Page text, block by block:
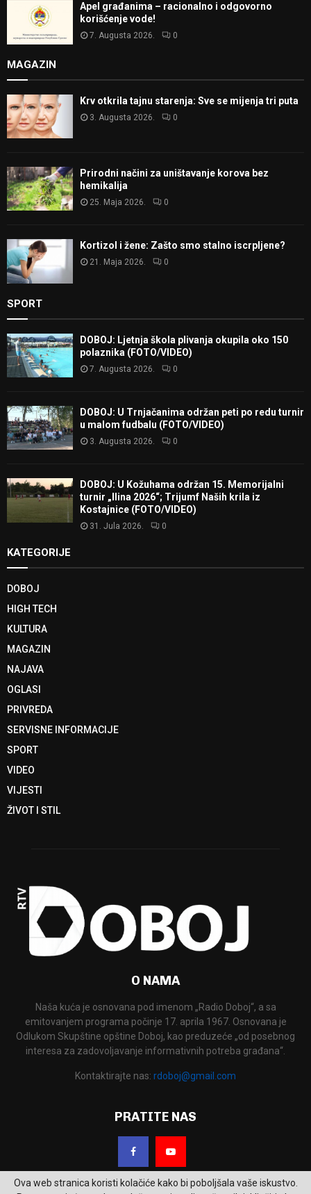
Apel građanima – racionalno i odgovorno
korišćenje vode!
7. Augusta 2026. 0
MAGAZIN
Krv otkrila tajnu starenja: Sve se mijenja tri puta
3. Augusta 2026. 0
Prirodni načini za uništavanje korova bez
hemikalija
25. Maja 2026. 0
Kortizol i žene: Zašto smo stalno iscrpljene?
21. Maja 2026. 0
SPORT
DOBOJ: Ljetnja škola plivanja okupila oko 150
polaznika (FOTO/VIDEO)
7. Augusta 2026. 0
DOBOJ: U Trnjačanima održan peti po redu turnir
u malom fudbalu (FOTO/VIDEO)
3. Augusta 2026. 0
DOBOJ: U Kožuhama održan 15. Memorijalni
turnir „Ilina 2026“; Trijumf Naših krila iz
Kostajnice (FOTO/VIDEO)
31. Jula 2026. 0
KATEGORIJE
DOBOJ
HIGH TECH
KULTURA
MAGAZIN
NAJAVA
OGLASI
PRIVREDA
SERVISNE INFORMACIJE
SPORT
VIDEO
VIJESTI
ŽIVOT I STIL
O NAMA
Naša kuća je osnovana pod imenom „Radio Doboj“, a sa
emitovanjem programa počinje 17. aprila 1967. Osnovana je
Odlukom Skupštine opštine Doboj, kao preduzeće „od posebnog
interesa za zadovoljavanje informativnih potreba građana“.
Kontaktirajte nas: rdoboj@gmail.com
PRATITE NAS
Ova web stranica koristi kolačiće kako bi poboljšala vaše iskustvo.